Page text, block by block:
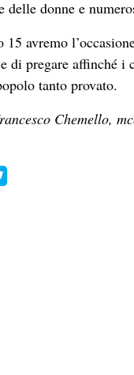
15 avremo
di pregare affinché i
tanto provato.
Chemello, mccj